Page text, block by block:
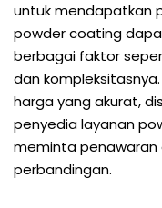
untuk mendapatkan
powder coating
berbagai faktor
dan
harga yang akurat,
penyedia layanan
meminta
perbandingan.